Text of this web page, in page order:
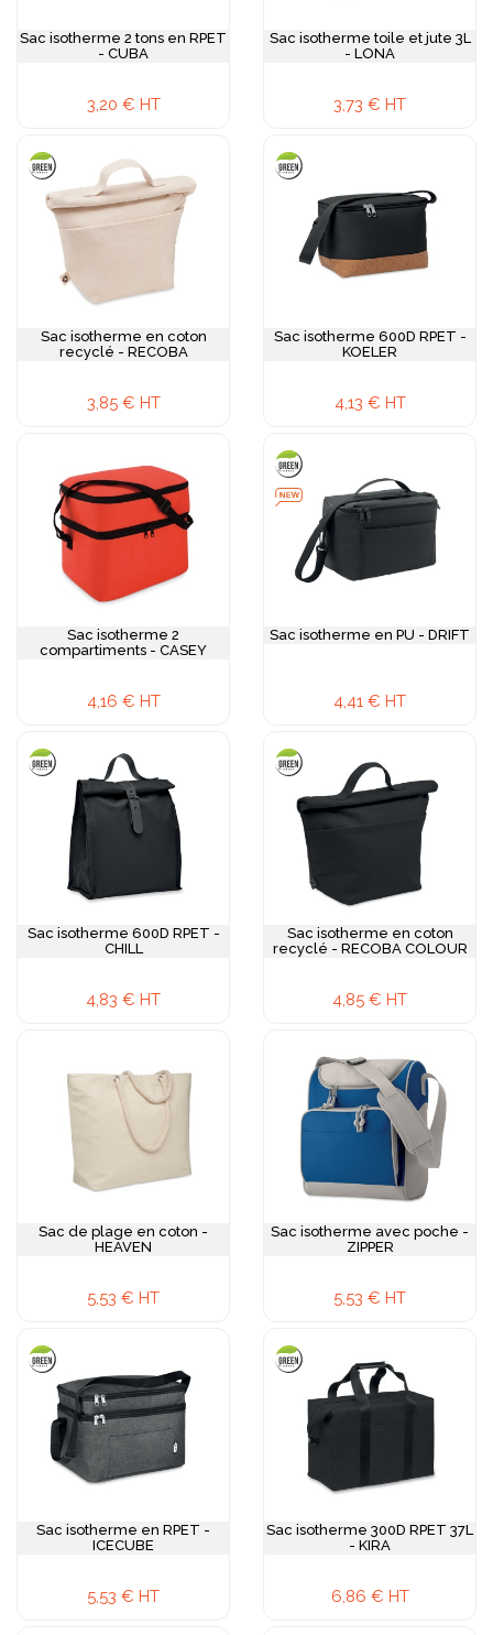
Sac isotherme 2 tons en RPET
- CUBA
3,20 € HT
Sac isotherme toile et jute 3L
- LONA
3,73 € HT
Sac isotherme en coton
recyclé - RECOBA
3,85 € HT
Sac isotherme 600D RPET -
KOELER
4,13 € HT
Sac isotherme 2
compartiments - CASEY
4,16 € HT
Sac isotherme en PU - DRIFT
4,41 € HT
Sac isotherme 600D RPET -
CHILL
4,83 € HT
Sac isotherme en coton
recyclé - RECOBA COLOUR
4,85 € HT
Sac de plage en coton -
HEAVEN
5,53 € HT
Sac isotherme avec poche -
ZIPPER
5,53 € HT
Sac isotherme en RPET -
ICECUBE
5,53 € HT
Sac isotherme 300D RPET 37L
- KIRA
6,86 € HT